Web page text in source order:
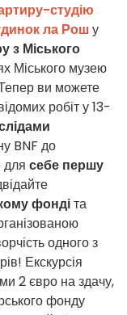
студію
ла Рошу
з Міського
Міського музею
ви можете
робіт у 13-
BNF до
для себе першу
фондіта
одного з
Екскурсія
2 євро на здачу,
фонду